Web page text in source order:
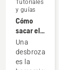
Tutoriales
y guías
Cómo
sacar el
máximo
partido a
tu
Una
desbrozadora
es la